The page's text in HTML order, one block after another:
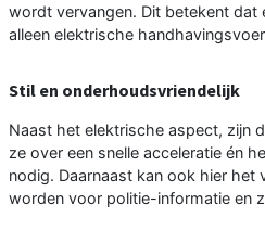
wordt vervangen. Dit betekent dat
alleen elektrische
Stil en onderhoudsvriendelijk
Naast het elektrische aspect, zijn
ze over een snelle acceleratie én
nodig. Daarnaast kan ook hier
worden voor politie-informatie en